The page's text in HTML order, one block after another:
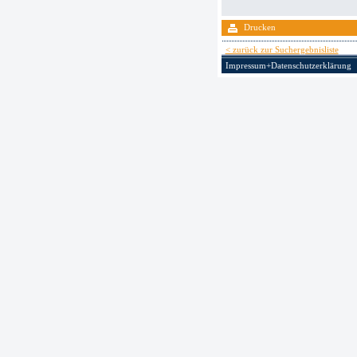
Drucken
< zurück zur Suchergebnisliste
Impressum+Datenschutzerklärung